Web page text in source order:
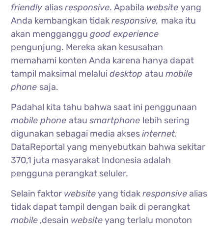
friendlyaliasresponsive. Apabila websiteyang
Anda kembangkan tidakresponsive, maka itu
akan mengganggugood experience
pengunjung. Mereka akan kesusahan
memahami konten Anda karena hanya dapat
tampil maksimal melaluidesktopataumobile
phone saja.
Padahal kita tahu bahwa saat ini penggunaan
mobile phoneatausmartphone lebih sering
digunakan sebagai media aksesinternet.
DataReportal yang menyebutkan bahwa sekitar
370,1 juta masyarakat Indonesia adalah
pengguna perangkat seluler.
Selain faktor websiteyang tidakresponsivealias
tidak dapat tampil dengan baik di perangkat
mobile ,desain websiteyang terlalu monoton